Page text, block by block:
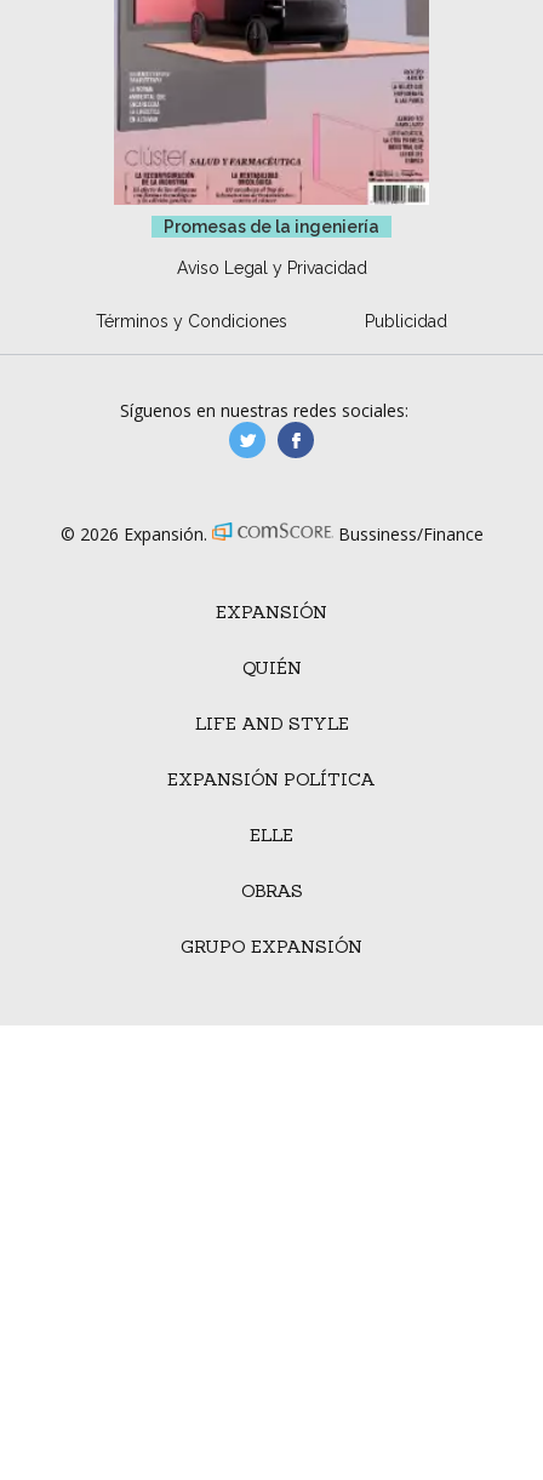
Promesas de la ingeniería
Aviso Legal y Privacidad
Términos y Condiciones Publicidad
EXPANSIÓN
QUIÉN
LIFE AND STYLE
EXPANSIÓN POLÍTICA
ELLE
OBRAS
GRUPO EXPANSIÓN
Síguenos en nuestras redes sociales:
manufacturaGE
© 2026 Expansión. Bussiness/Finance